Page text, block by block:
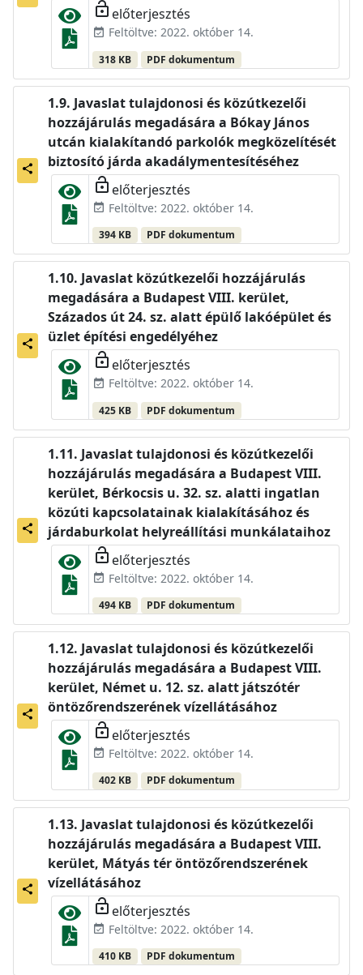
lock_open előterjesztés
event_available Feltöltve: 2022. október 14.
318 KB PDF dokumentum
share
Javaslat tulajdonosi és közútkezelői
hozzájárulás megadására a Bókay János
utcán kialakítandó parkolók megközelítését
biztosító járda akadálymentesítéséhez
lock_open előterjesztés
event_available Feltöltve: 2022. október 14.
394 KB PDF dokumentum
share
Javaslat közútkezelői hozzájárulás
megadására a Budapest VIII. kerület,
Százados út 24. sz. alatt épülő lakóépület és
üzlet építési engedélyéhez
lock_open előterjesztés
event_available Feltöltve: 2022. október 14.
425 KB PDF dokumentum
share
Javaslat tulajdonosi és közútkezelői
hozzájárulás megadására a Budapest VIII.
kerület, Bérkocsis u. 32. sz. alatti ingatlan
közúti kapcsolatainak kialakításához és
járdaburkolat helyreállítási munkálataihoz
lock_open előterjesztés
event_available Feltöltve: 2022. október 14.
494 KB PDF dokumentum
share
Javaslat tulajdonosi és közútkezelői
hozzájárulás megadására a Budapest VIII.
kerület, Német u. 12. sz. alatt játszótér
öntözőrendszerének vízellátásához
lock_open előterjesztés
event_available Feltöltve: 2022. október 14.
402 KB PDF dokumentum
share
Javaslat tulajdonosi és közútkezelői
hozzájárulás megadására a Budapest VIII.
kerület, Mátyás tér öntözőrendszerének
vízellátásához
lock_open előterjesztés
event_available Feltöltve: 2022. október 14.
410 KB PDF dokumentum